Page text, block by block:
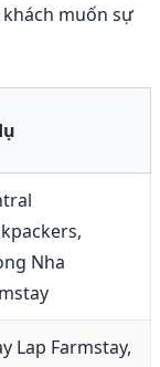
muốn sự
Nha
Lap Farmstay,